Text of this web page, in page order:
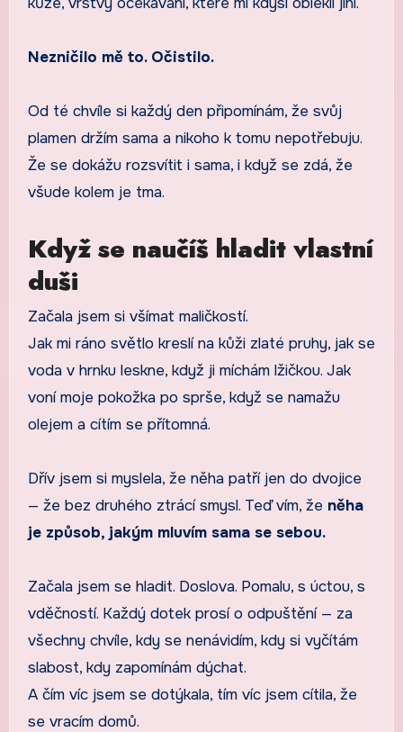
Nezničilo mě to. Očistilo.
Od té chvíle si každý den připomínám, že svůj
plamen držím sama a nikoho k tomu nepotřebuju.
Že se dokážu rozsvítit i sama, i když se zdá, že
všude kolem je tma.
Když se naučíš hladit vlastní
duši
Začala jsem si všímat maličkostí.
Jak mi ráno světlo kreslí na kůži zlaté pruhy, jak se
voda v hrnku leskne, když ji míchám lžičkou. Jak
voní moje pokožka po sprše, když se namažu
olejem a cítím se přítomná.
Dřív jsem si myslela, že něha patří jen do dvojice
— že bez druhého ztrácí smysl. Teď vím, že něha
je způsob, jakým mluvím sama se sebou.
Začala jsem se hladit. Doslova. Pomalu, s úctou, s
vděčností. Každý dotek prosí o odpuštění — za
všechny chvíle, kdy se nenávidím, kdy si vyčítám
slabost, kdy zapomínám dýchat.
A čím víc jsem se dotýkala, tím víc jsem cítila, že
se vracím domů.